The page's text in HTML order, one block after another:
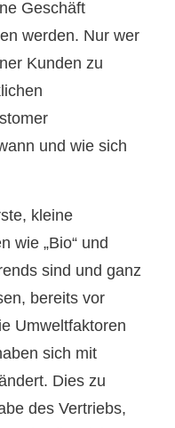
Geschäft
werden. Nur wer
Kunden zu
und wie sich
kleine
wie „Bio“ und
sind und ganz
bereits vor
Umweltfaktoren
sich mit
Dies zu
des Vertriebs,